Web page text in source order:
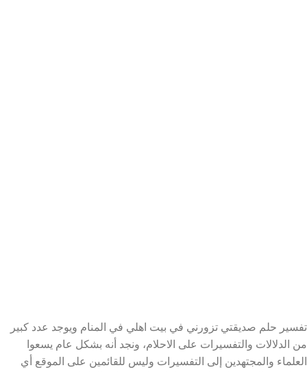
تفسير حلم صديقتي تزورني في بيت اهلي في المنام ويوجد عدد كبير
من الدلالات والتفسيرات على الاحلام، ونجد أنه بشكل عام يسعوا
العلماء والمجتهدين إلى التفسيرات وليس للقائمين على الموقع أي